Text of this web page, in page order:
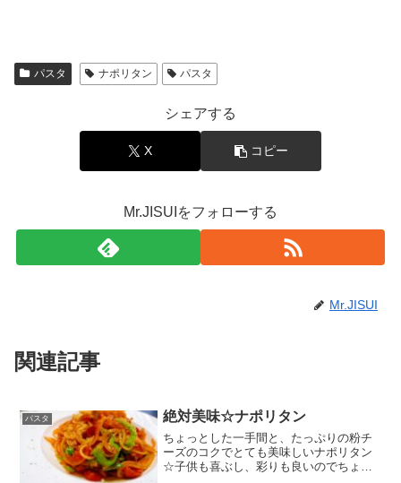
パスタ ナポリタン パスタ
シェアする
X コピー
Mr.JISUIをフォローする
Mr.JISUI
関連記事
パスタ 絶対美味☆ナポリタン
ちょっとした一手間と、たっぷりの粉チ
ーズのコクでとても美味しいナポリタン
☆子供も喜ぶし、彩りも良いのでちょっ